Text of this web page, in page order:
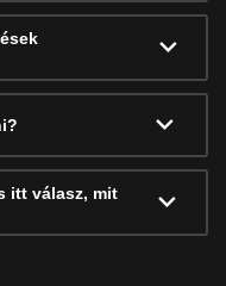
itt válasz, mit